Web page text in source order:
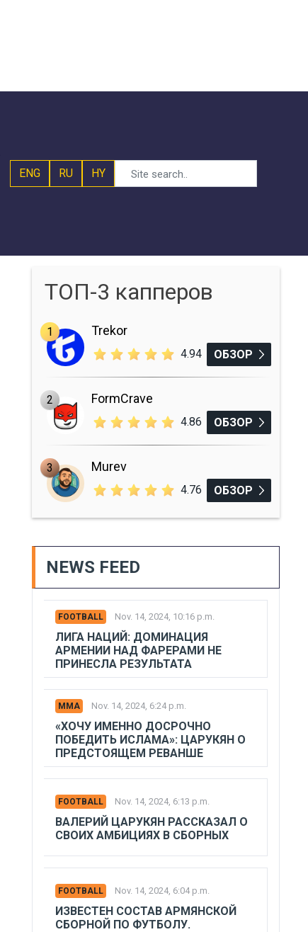
ENG RU HY
ТОП-3 капперов
1 Trekor
4.94 ОБЗОР
2 FormCrave
4.86 ОБЗОР
3 Murev
4.76 ОБЗОР
NEWS FEED
FOOTBALL Nov. 14, 2024, 10:16 p.m.
ЛИГА НАЦИЙ: ДОМИНАЦИЯ
АРМЕНИИ НАД ФАРЕРАМИ НЕ
ПРИНЕСЛА РЕЗУЛЬТАТА
MMA Nov. 14, 2024, 6:24 p.m.
«ХОЧУ ИМЕННО ДОСРОЧНО
ПОБЕДИТЬ ИСЛАМА»: ЦАРУКЯН О
ПРЕДСТОЯЩЕМ РЕВАНШЕ
FOOTBALL Nov. 14, 2024, 6:13 p.m.
ВАЛЕРИЙ ЦАРУКЯН РАССКАЗАЛ О
СВОИХ АМБИЦИЯХ В СБОРНЫХ
FOOTBALL Nov. 14, 2024, 6:04 p.m.
ИЗВЕСТЕН СОСТАВ АРМЯНСКОЙ
СБОРНОЙ ПО ФУТБОЛУ.